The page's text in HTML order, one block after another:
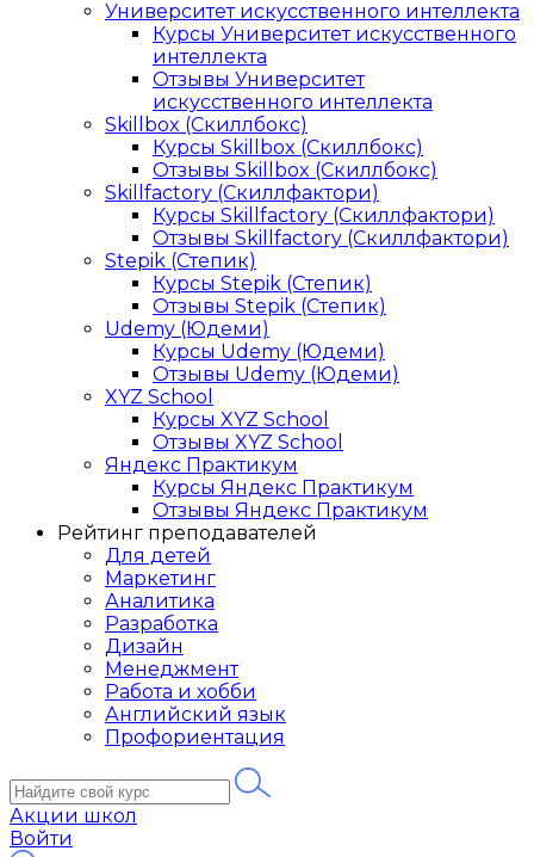
Университет искусственного интеллекта
Курсы Университет искусственного
интеллекта
Отзывы Университет
искусственного интеллекта
Skillbox (Скиллбокс)
Курсы Skillbox (Скиллбокс)
Отзывы Skillbox (Скиллбокс)
Skillfactory (Скиллфактори)
Курсы Skillfactory (Скиллфактори)
Отзывы Skillfactory (Скиллфактори)
Stepik (Степик)
Курсы Stepik (Степик)
Отзывы Stepik (Степик)
Udemy (Юдеми)
Курсы Udemy (Юдеми)
Отзывы Udemy (Юдеми)
XYZ School
Курсы XYZ School
Отзывы XYZ School
Яндекс Практикум
Курсы Яндекс Практикум
Отзывы Яндекс Практикум
Рейтинг преподавателей
Для детей
Маркетинг
Аналитика
Разработка
Дизайн
Менеджмент
Работа и хобби
Английский язык
Профориентация
Акции школ
Войти